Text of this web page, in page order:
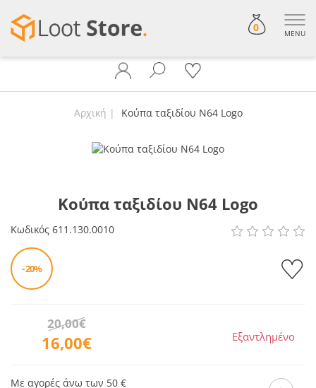
0 MENU
Αρχική Κούπα ταξιδίου N64 Logo
Κούπα ταξιδίου N64 Logo
Κωδικός 611.130.0010
- 20%
16,00€
20,00€
Εξαντλημένο
Με αγορές άνω των 50 €